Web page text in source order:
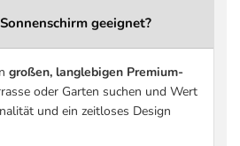
Druckguss Aluminium,
240 g/m² Spuncrylic™
4 PREMIUM
geeignet?
großen, langlebigen Premium-
oder Garten suchen und Wert
und ein zeitloses Design